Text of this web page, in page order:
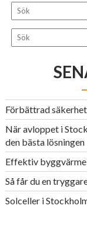
Förbättrad
När avloppet i
den bästa lösningen
Effektiv
Så får du en
Solceller i